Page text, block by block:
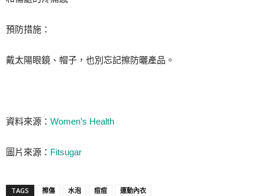
預防措施：
戴太陽眼鏡、帽子，也別忘記擦防曬產品。
資料來源： Women’s Health
圖片來源： Fitsugar
TAGS 擦傷 水泡 痘痘 運動內衣